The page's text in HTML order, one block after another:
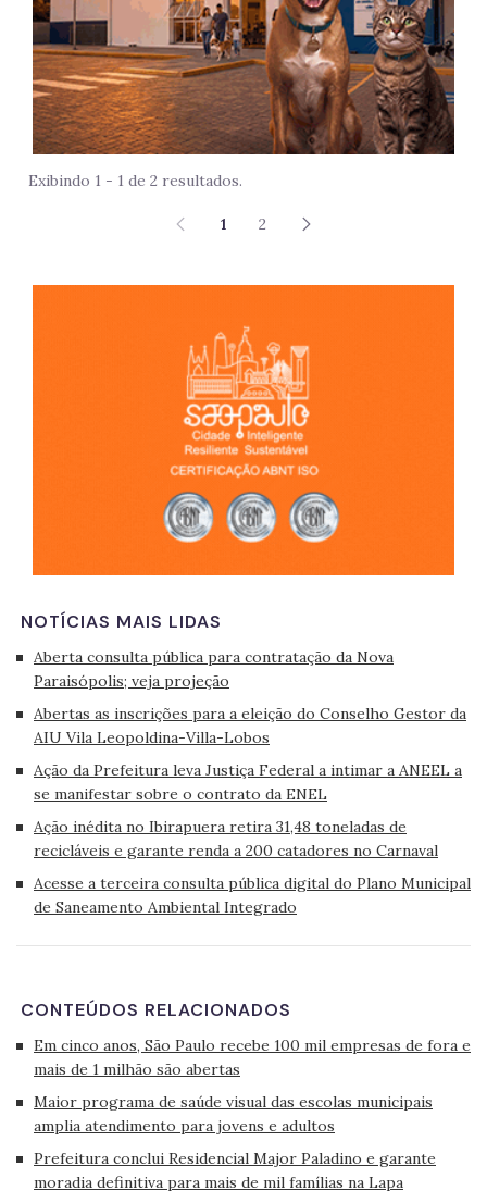
Exibindo 1 - 1 de 2 resultados.
1 2
NOTÍCIAS MAIS LIDAS
Aberta consulta pública para contratação da Nova
Paraisópolis; veja projeção
Abertas as inscrições para a eleição do Conselho Gestor da
AIU Vila Leopoldina-Villa-Lobos
Ação da Prefeitura leva Justiça Federal a intimar a ANEEL a
se manifestar sobre o contrato da ENEL
Ação inédita no Ibirapuera retira 31,48 toneladas de
recicláveis e garante renda a 200 catadores no Carnaval
Acesse a terceira consulta pública digital do Plano Municipal
de Saneamento Ambiental Integrado
CONTEÚDOS RELACIONADOS
Em cinco anos, São Paulo recebe 100 mil empresas de fora e
mais de 1 milhão são abertas
Maior programa de saúde visual das escolas municipais
amplia atendimento para jovens e adultos
Prefeitura conclui Residencial Major Paladino e garante
moradia definitiva para mais de mil famílias na Lapa